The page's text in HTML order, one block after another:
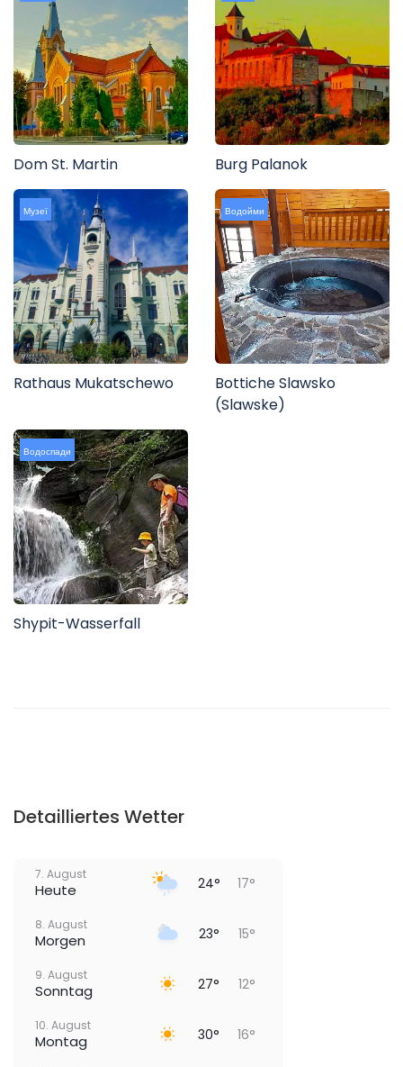
Dom St. Martin Burg Palanok
Музеї
Rathaus Mukatschewo
Водойми
Bottiche Slawsko
(Slawske)
Водоспади
Shypit-Wasserfall
Detailliertes Wetter
7. August
Heute 24° 17°
8. August
Morgen 23° 15°
9. August
Sonntag 27° 12°
10. August
Montag 30° 16°